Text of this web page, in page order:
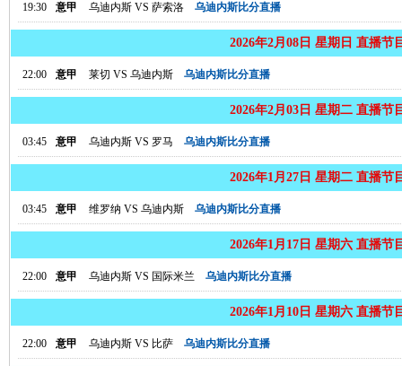
19:30 意甲 乌迪内斯 VS 萨索洛 乌迪内斯比分直播
2026年2月08日 星期日 直播节
22:00 意甲 莱切 VS 乌迪内斯 乌迪内斯比分直播
2026年2月03日 星期二 直播节
03:45 意甲 乌迪内斯 VS 罗马 乌迪内斯比分直播
2026年1月27日 星期二 直播节
03:45 意甲 维罗纳 VS 乌迪内斯 乌迪内斯比分直播
2026年1月17日 星期六 直播节
22:00 意甲 乌迪内斯 VS 国际米兰 乌迪内斯比分直播
2026年1月10日 星期六 直播节
22:00 意甲 乌迪内斯 VS 比萨 乌迪内斯比分直播